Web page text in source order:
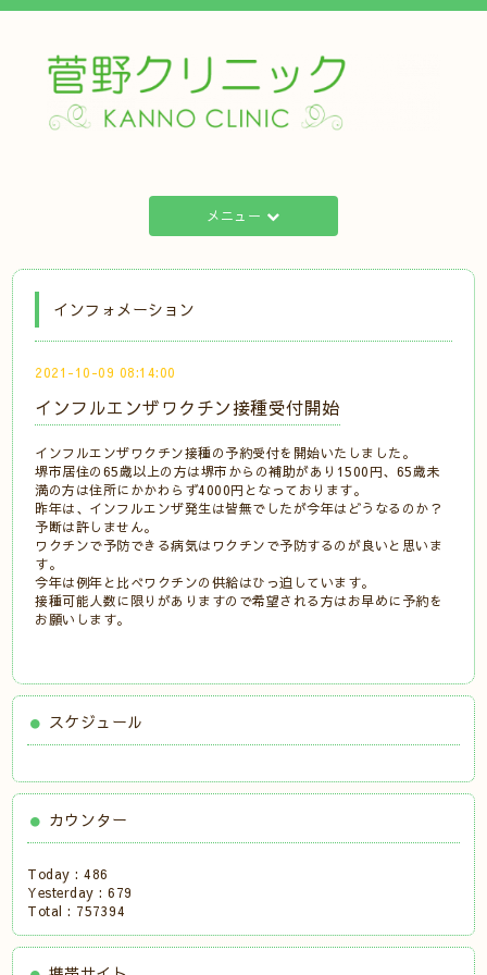
メニュー
インフォメーション
2021-10-09 08:14:00
インフルエンザワクチン接種受付開始
インフルエンザワクチン接種の予約受付を開始いたしました。
堺市居住の65歳以上の方は堺市からの補助があり1500円、65歳未
満の方は住所にかかわらず4000円となっております。
昨年は、インフルエンザ発生は皆無でしたが今年はどうなるのか？
予断は許しません。
ワクチンで予防できる病気はワクチンで予防するのが良いと思いま
す。
今年は例年と比べワクチンの供給はひっ迫しています。
接種可能人数に限りがありますので希望される方はお早めに予約を
お願いします。
スケジュール
カウンター
Today :486
Yesterday :679
Total : 757394